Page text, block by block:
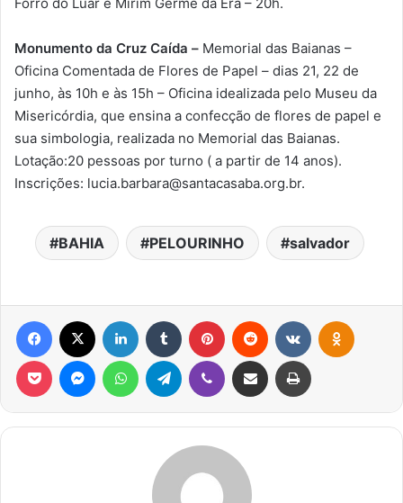
Monumento da Cruz Caída – Memorial das Baianas –
Oficina Comentada de Flores de Papel – dias 21, 22 de
junho, às 10h e às 15h – Oficina idealizada pelo Museu da
Misericórdia, que ensina a confecção de flores de papel e
sua simbologia, realizada no Memorial das Baianas.
Lotação:20 pessoas por turno ( a partir de 14 anos).
Inscrições: lucia.barbara@santacasaba.org.br.
BAHIA PELOURINHO salvador
Facebook Linkedin Tumblr Pinterest Reddit
Pocket MessengerWhatsAppTelegram Viber Compartilhar via e-mail Imprimir